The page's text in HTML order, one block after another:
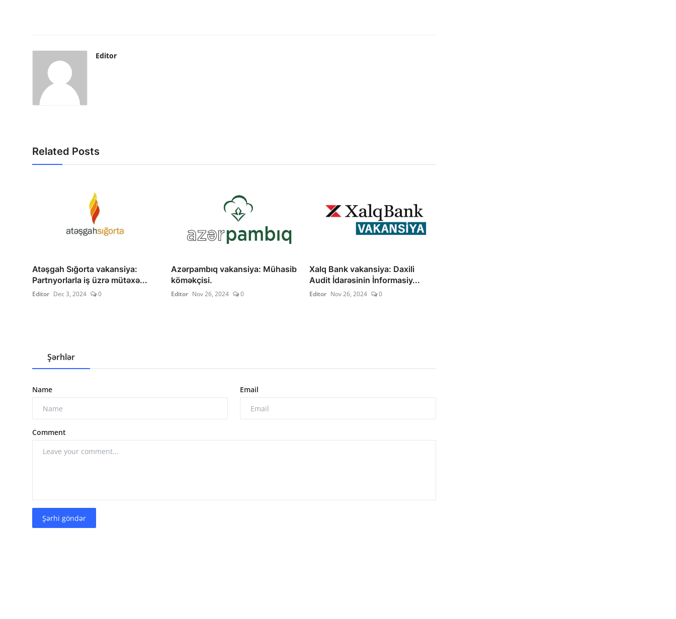
Editor
Related Posts
Atəşgah Sığorta vakansiya:
Partnyorlarla iş üzrə mütəxə...
Editor Dec 3, 2024 0
Azərpambıq vakansiya: Mühasib
köməkçisi.
Editor Nov 26, 2024 0
Xalq Bank vakansiya: Daxili
Audit İdarəsinin İnformasiy...
Editor Nov 26, 2024 0
Şərhlər
Name Email
Comment
Şərhi göndər